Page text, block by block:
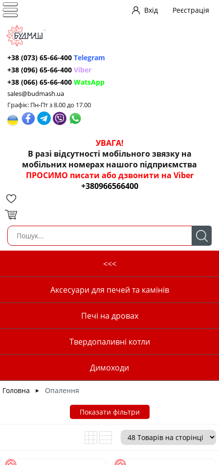
Вхід Реєстрація
+38 (073) 65-66-400 Telegram
+38 (096) 65-66-400 Viber
+38 (066) 65-66-400 WatsApp
sales@budmash.ua
Графік: Пн-Пт з 8.00 до 17.00
УВАГА!
В разі відсутності мобільного звязку на
мобільних номерах нашого підприємства
ПРОСИМО писати або дзвонити на Viber
+380966566400
<<<
Аксесуари для печей та камінів
Печі на дровах
Твердопаливні котли
Димоходи
Головна ► Опалення
Показати фільтри